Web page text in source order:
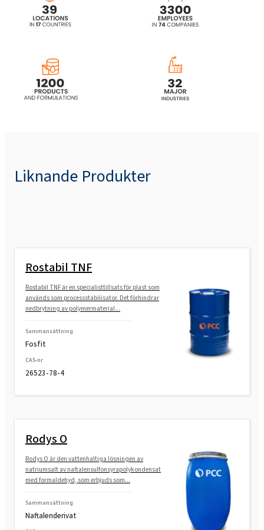
Liknande Produkter
Rostabil TNF
Rostabil TNF är en specialisttillsats för plast som
används som processstabilisator. Det förhindrar
nedbrytning av polymermaterial...
Sammansättning
Fosfit
CAS-nr.
26523-78-4
Rodys O
Rodys O är den vattenhaltiga lösningen av
natriumsalt av naftalensulfonsyrapolykondensat
med formaldehyd, som erbjuds som...
Sammansättning
Naftalenderivat